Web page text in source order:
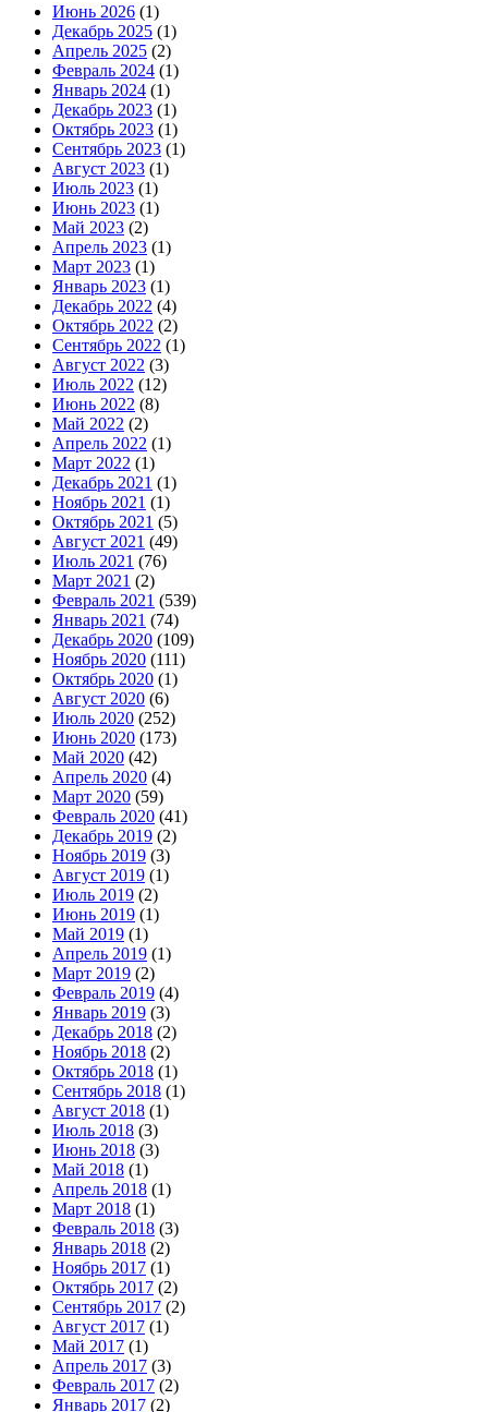
Июнь 2026 (1)
Декабрь 2025 (1)
Апрель 2025 (2)
Февраль 2024 (1)
Январь 2024 (1)
Декабрь 2023 (1)
Октябрь 2023 (1)
Сентябрь 2023 (1)
Август 2023 (1)
Июль 2023 (1)
Июнь 2023 (1)
Май 2023 (2)
Апрель 2023 (1)
Март 2023 (1)
Январь 2023 (1)
Декабрь 2022 (4)
Октябрь 2022 (2)
Сентябрь 2022 (1)
Август 2022 (3)
Июль 2022 (12)
Июнь 2022 (8)
Май 2022 (2)
Апрель 2022 (1)
Март 2022 (1)
Декабрь 2021 (1)
Ноябрь 2021 (1)
Октябрь 2021 (5)
Август 2021 (49)
Июль 2021 (76)
Март 2021 (2)
Февраль 2021 (539)
Январь 2021 (74)
Декабрь 2020 (109)
Ноябрь 2020 (111)
Октябрь 2020 (1)
Август 2020 (6)
Июль 2020 (252)
Июнь 2020 (173)
Май 2020 (42)
Апрель 2020 (4)
Март 2020 (59)
Февраль 2020 (41)
Декабрь 2019 (2)
Ноябрь 2019 (3)
Август 2019 (1)
Июль 2019 (2)
Июнь 2019 (1)
Май 2019 (1)
Апрель 2019 (1)
Март 2019 (2)
Февраль 2019 (4)
Январь 2019 (3)
Декабрь 2018 (2)
Ноябрь 2018 (2)
Октябрь 2018 (1)
Сентябрь 2018 (1)
Август 2018 (1)
Июль 2018 (3)
Июнь 2018 (3)
Май 2018 (1)
Апрель 2018 (1)
Март 2018 (1)
Февраль 2018 (3)
Январь 2018 (2)
Ноябрь 2017 (1)
Октябрь 2017 (2)
Сентябрь 2017 (2)
Август 2017 (1)
Май 2017 (1)
Апрель 2017 (3)
Февраль 2017 (2)
Январь 2017 (2)